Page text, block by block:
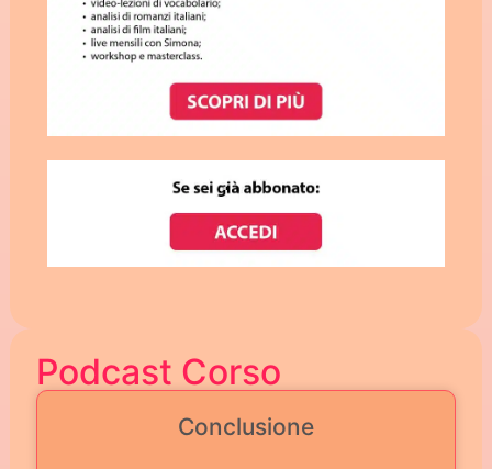
Podcast Corso
Conclusione